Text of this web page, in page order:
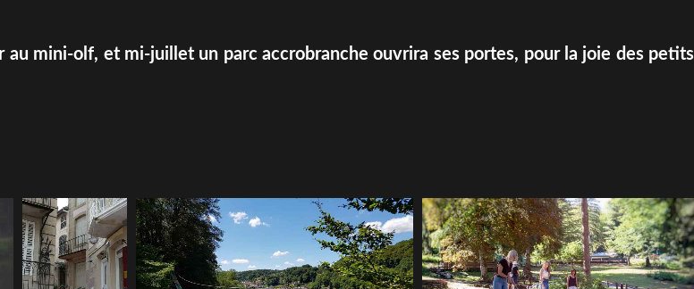
mini-olf, et mi-juillet un parc accrobranche ouvrira ses portes, pour la joie des petits